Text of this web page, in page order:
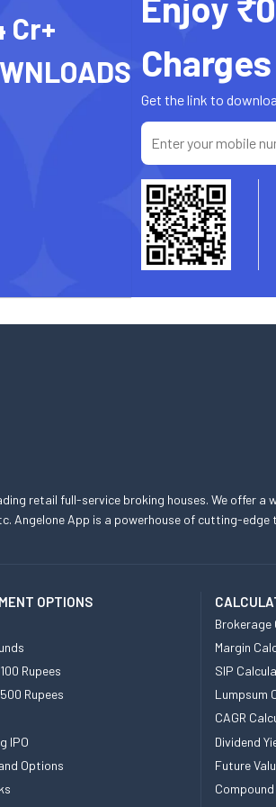
Cr+
Charges
Get the link to
retail full-service broking houses. We offer
App is a powerhouse of cutting-
OPTIONS
Rupees
Rupees
IPO
Options
Margin
SIP
Lumpsum
CAGR
Dividend
Future